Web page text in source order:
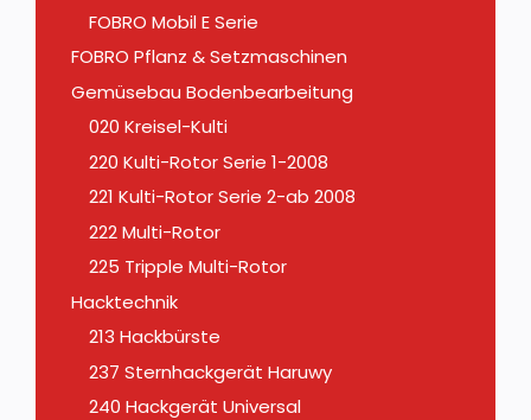
FOBRO Mobil E Serie
FOBRO Pflanz & Setzmaschinen
Gemüsebau Bodenbearbeitung
020 Kreisel-Kulti
220 Kulti-Rotor Serie 1-2008
221 Kulti-Rotor Serie 2-ab 2008
222 Multi-Rotor
225 Tripple Multi-Rotor
Hacktechnik
213 Hackbürste
237 Sternhackgerät Haruwy
240 Hackgerät Universal